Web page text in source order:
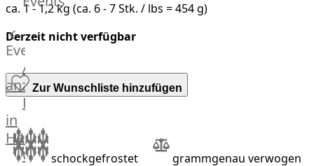
Hardware
Küchenhelfer
Grillgeräte
Beefer®
Gasgrills
Big
Green
Egg
Grill
Events
Alle
anzeigen
Fleischkompetenz
in
Heinsberg
OTTO
ca. 1 - 1,2 kg (ca. 6 - 7 Stk. / lbs = 454 g)
Derzeit nicht verfügbar
Zur Wunschliste hinzufügen
schockgefrostet grammgenau verwogen